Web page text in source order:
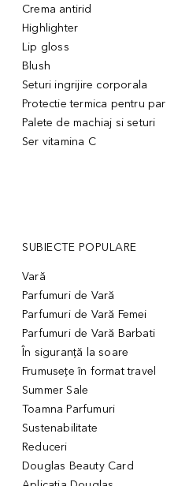
Crema antirid
Highlighter
Lip gloss
Blush
Seturi ingrijire corporala
Protectie termica pentru par
Palete de machiaj si seturi
Ser vitamina C
SUBIECTE POPULARE
Vară
Parfumuri de Vară
Parfumuri de Vară Femei
Parfumuri de Vară Barbati
În siguranță la soare
Frumusețe în format travel
Summer Sale
Toamna Parfumuri
Sustenabilitate
Reduceri
Douglas Beauty Card